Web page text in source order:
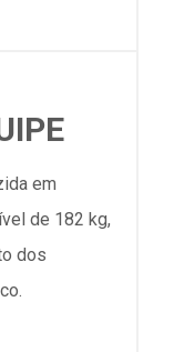
em
de 182 kg,
dos